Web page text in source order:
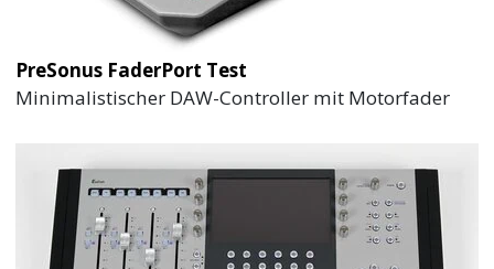
PreSonus FaderPort Test
Minimalistischer DAW-Controller mit Motorfader